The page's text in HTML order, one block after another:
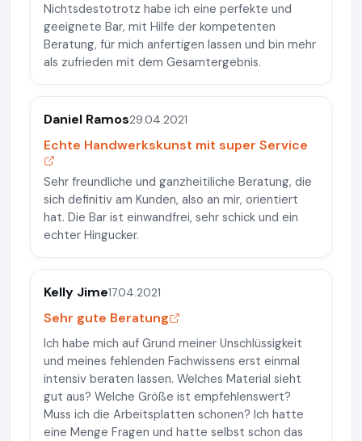
Nichtsdestotrotz habe ich eine perfekte und
geeignete Bar, mit Hilfe der kompetenten
Beratung, für mich anfertigen lassen und bin mehr
als zufrieden mit dem Gesamtergebnis.
Daniel Ramos29.04.2021
Echte Handwerkskunst mit super Service
Sehr freundliche und ganzheitiliche Beratung, die
sich definitiv am Kunden, also an mir, orientiert
hat. Die Bar ist einwandfrei, sehr schick und ein
echter Hingucker.
Kelly Jime17.04.2021
Sehr gute Beratung
Ich habe mich auf Grund meiner Unschlüssigkeit
und meines fehlenden Fachwissens erst einmal
intensiv beraten lassen. Welches Material sieht
gut aus? Welche Größe ist empfehlenswert?
Muss ich die Arbeitsplatten schonen? Ich hatte
eine Menge Fragen und hatte selbst schon das